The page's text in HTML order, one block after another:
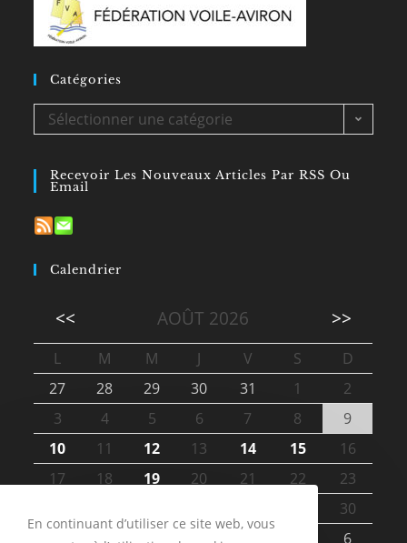
Catégories
Catégories
Sélectionner une catégorie
Recevoir Les Nouveaux Articles Par RSS Ou
Email
Calendrier
<< AOÛT 2026 >>
L M M J V S
D
27
28 29 30 31 1
2
3
4 5 6 7 8
9
10
11 12 13 14 15
16
17
18 19 20 21 22
23
30
1 2 6
En continuant d’utiliser ce site web, vous